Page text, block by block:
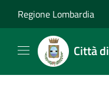
Regione Lombardia
Città